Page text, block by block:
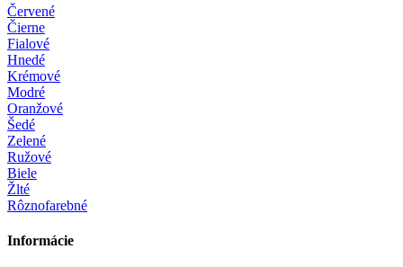
Červené
Čierne
Fialové
Hnedé
Krémové
Modré
Oranžové
Šedé
Zelené
Ružové
Biele
Žlté
Rôznofarebné
Informácie